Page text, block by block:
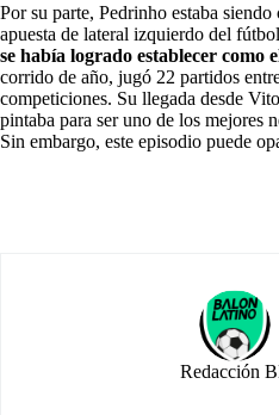
Por su parte, Pedrinho estaba
apuesta de lateral izquierdo del
se había logrado establecer como
corrido de año, jugó 22 partidos
competiciones. Su llegada desde
pintaba para ser uno de los mejores
Sin embargo, este episodio puede
Redacción